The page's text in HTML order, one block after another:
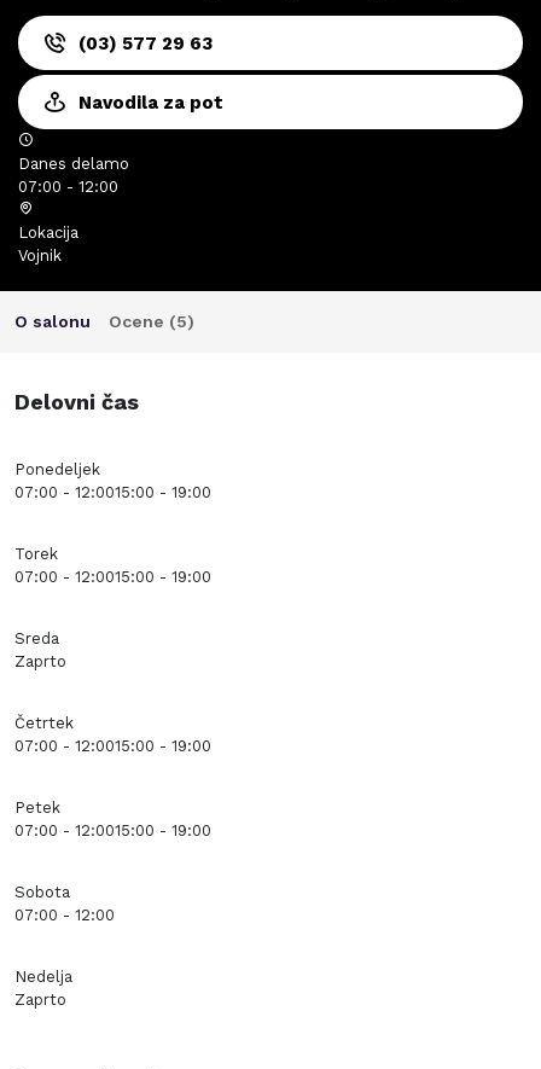
(03) 577 29 63
Navodila za pot
Danes delamo
07:00 - 12:00
Lokacija
Vojnik
O salonu Ocene (5)
Delovni čas
Ponedeljek
07:00 - 12:0015:00 - 19:00
Torek
07:00 - 12:0015:00 - 19:00
Sreda
Zaprto
Četrtek
07:00 - 12:0015:00 - 19:00
Petek
07:00 - 12:0015:00 - 19:00
Sobota
07:00 - 12:00
Nedelja
Zaprto